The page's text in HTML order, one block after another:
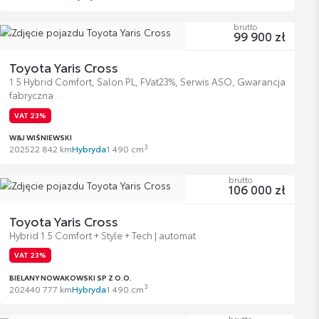
Toyota Yaris Cross
1.5 Hybrid Comfort, Salon PL, FVat23%, Serwis ASO, Gwarancja
fabryczna
VAT 23%
W&J WIŚNIEWSKI
202522 842 kmHybryda1 490 cm3
brutto
99 900 zł
Toyota Yaris Cross
Hybrid 1.5 Comfort + Style + Tech | automat
VAT 23%
BIELANY NOWAKOWSKI SP Z O.O.
202440 777 kmHybryda1 490 cm3
brutto
106 000 zł